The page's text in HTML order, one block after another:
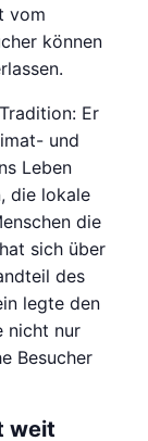
vom
können
Er
und
Leben
die lokale
die
sich über
des
legte den
nicht nur
Besucher
weit